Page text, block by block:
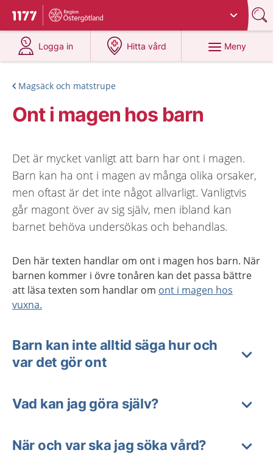
Till startsidan för 1177
Du har valt region
Logga in
på 1177.se
Hitta vård
på 1177.se
Meny
Magsäck och matstrupe
Ont i magen hos barn
Det är mycket vanligt att barn har ont i magen.
Barn kan ha ont i magen av många olika orsaker,
men oftast är det inte något allvarligt. Vanligtvis
går magont över av sig själv, men ibland kan
barnet behöva undersökas och behandlas.
Den här texten handlar om ont i magen hos barn. När
barnen kommer i övre tonåren kan det passa bättre
att läsa texten som handlar om ont i magen hos
vuxna.
Barn kan inte alltid säga hur och
var det gör ont
Vad kan jag göra själv?
När och var ska jag söka vård?